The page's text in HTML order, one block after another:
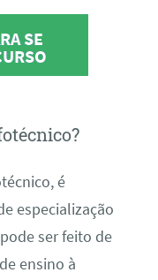
SE
é
especialização
ser feito de
ensino à